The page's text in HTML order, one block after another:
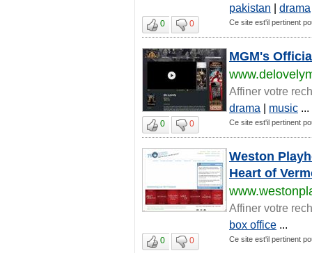
pakistan | drama
0 0 Ce site est'il pertinent
MGM's
Affiner votre
drama | music ...
0 0 Ce site est'il pertinent
Weston
Heart of
Affiner votre
box office ...
0 0 Ce site est'il pertinent